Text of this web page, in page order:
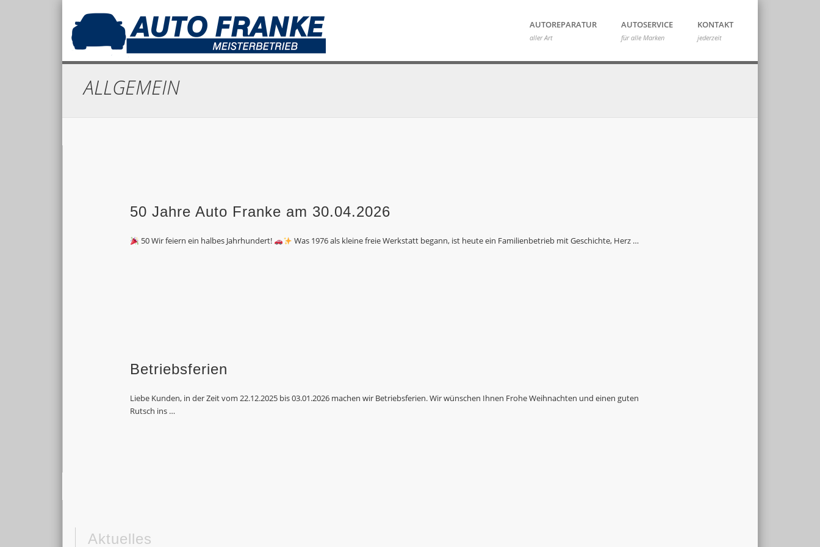
AUTOREPARATUR
aller Art
AUTOSERVICE
für alle Marken
KONTAKT
jederzeit
ALLGEMEIN
50 Jahre Auto Franke am 30.04.2026
50 Wir feiern ein halbes Jahrhundert! Was 1976 als kleine freie Werkstatt begann, ist heute ein Familienbetrieb mit Geschichte, Herz …
Betriebsferien
Liebe Kunden, in der Zeit vom 22.12.2025 bis 03.01.2026 machen wir Betriebsferien. Wir wünschen Ihnen Frohe Weihnachten und einen guten
Rutsch ins …
Aktuelles